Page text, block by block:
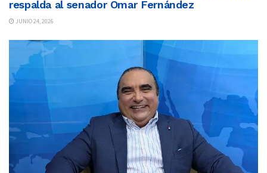
respalda al senador Omar Fernández
JUNIO 24, 2026